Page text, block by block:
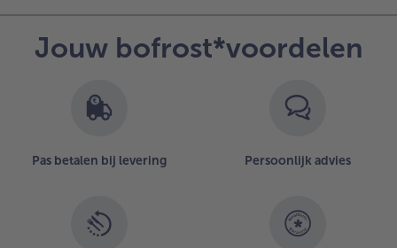
Jouw bofrost*voordelen
Pas betalen bij levering Persoonlijk advies